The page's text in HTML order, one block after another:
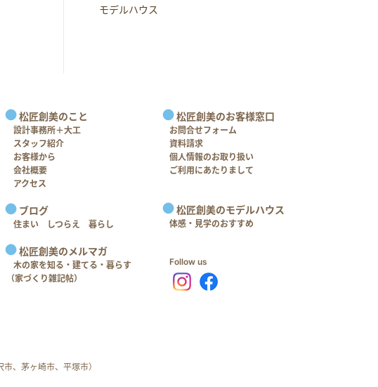
モデルハウス
松匠創美のこと
設計事務所＋大工
スタッフ紹介
お客様から
会社概要
アクセス
ブログ
住まい しつらえ 暮らし
松匠創美のメルマガ
木の家を知る・建てる・暮らす
（家づくり雑記帖）
松匠創美のお客様窓口
お問合せフォーム
資料請求
個人情報のお取り扱い
ご利用にあたりまして
松匠創美のモデルハウス
体感・見学のおすすめ
Follow us
、茅ヶ崎市、平塚市）